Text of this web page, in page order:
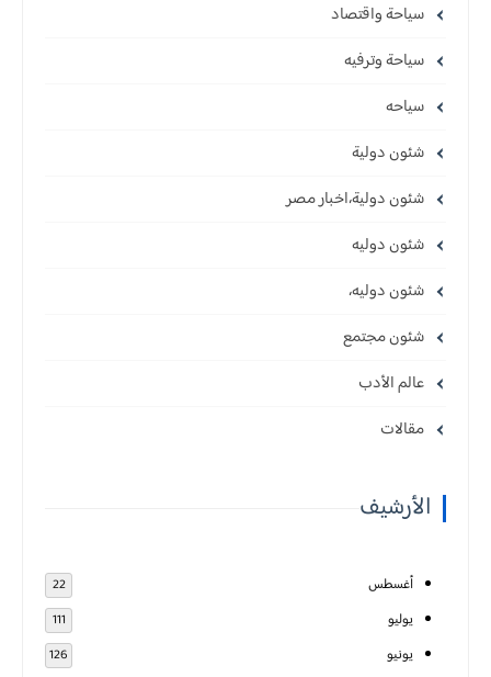
سياحة واقتصاد
سياحة وترفيه
سياحه
شئون دولية
شئون دولية،اخبار مصر
شئون دوليه
شئون دوليه،
شئون مجتمع
عالم الأدب
مقالات
الأرشيف
أغسطس 22
يوليو 111
يونيو 126